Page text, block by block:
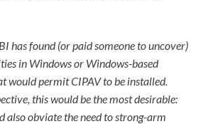
has found (or paid someone to uncover)
in Windows or Windows-based
would permit CIPAV to be installed.
this would be the most desirable:
also obviate the need to strong-arm